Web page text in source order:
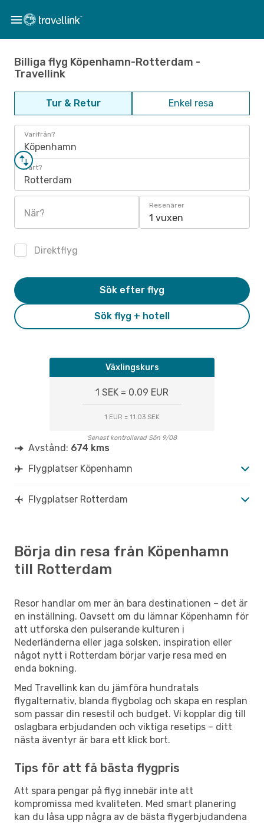
Billiga flyg Köpenhamn-Rotterdam -
Travellink
Tur & Retur Enkel resa
Varifrån?
Köpenhamn
Vart?
Rotterdam
När?
Resenärer
1 vuxen
Direktflyg
Sök flyg + hotell
Sök efter flyg
Växlingskurs
1 SEK = 0.09 EUR
1 EUR = 11.03 SEK
Senast kontrollerad Sön 9/08
Avstånd: 674 kms
Flygplatser Köpenhamn
Flygplatser Rotterdam
Börja din resa från Köpenhamn
till Rotterdam
Resor handlar om mer än bara destinationen – det är
en inställning. Oavsett om du lämnar Köpenhamn för
att utforska den pulserande kulturen i
Nederländerna eller jaga solsken, inspiration eller
något nytt i Rotterdam börjar varje resa med en
enda bokning.
Med Travellink kan du jämföra hundratals
flygalternativ, blanda flygbolag och skapa en resplan
som passar din resestil och budget. Vi kopplar dig till
oslagbara erbjudanden och viktiga resetips – ditt
nästa äventyr är bara ett klick bort.
Tips för att få bästa flygpris
Att spara pengar på flyg innebär inte att
kompromissa med kvaliteten. Med smart planering
kan du låsa upp några av de bästa flygerbjudandena